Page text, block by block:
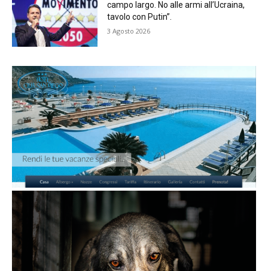
campo largo. No alle armi all’Ucraina,
tavolo con Putin”.
3 Agosto 2026